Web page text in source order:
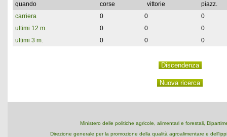
quando corse vittorie
piazz.
carriera
0 0
0
ultimi 12 m.
0 0
0
ultimi 3 m.
0 0 0
Ministero delle politiche agricole, alimentari e forestali,
Direzione generale per la promozione della qualità agroalimentare e